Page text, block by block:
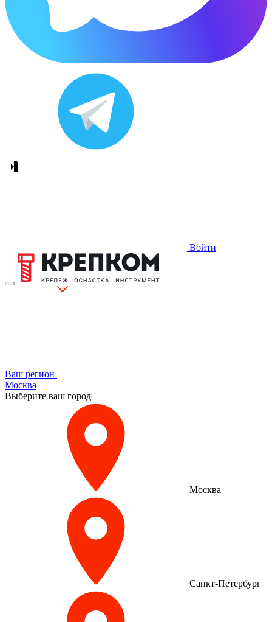
Войти
Ваш регион
Москва
Выберите ваш город
Москва
Санкт-Петербург